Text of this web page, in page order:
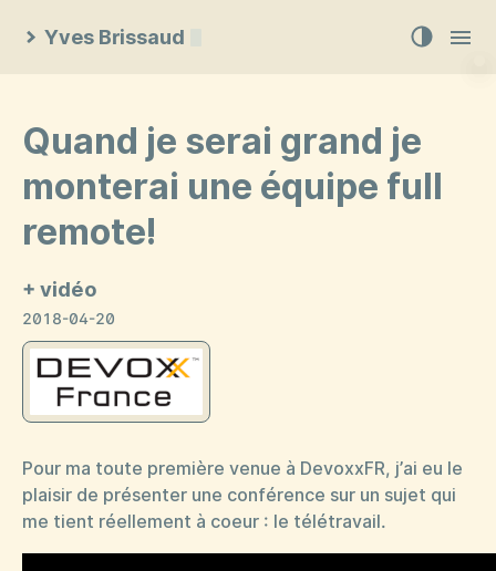
Yves Brissaud
Quand je serai grand je
monterai une équipe full
remote!
+ vidéo
2018-04-20
Pour ma toute première venue à DevoxxFR, j’ai eu le
plaisir de présenter une conférence sur un sujet qui
me tient réellement à coeur : le télétravail.